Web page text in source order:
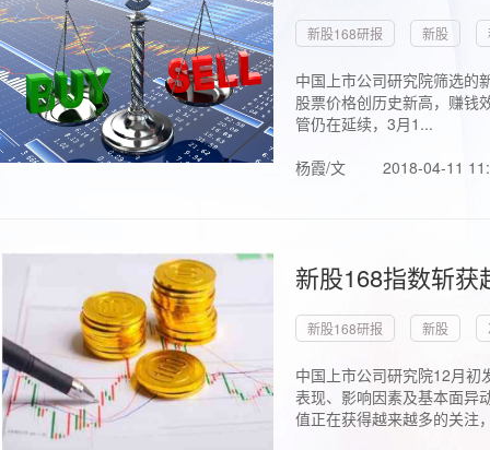
新股168研报 新股
中国上市公司研究院筛选的
股票价格创历史新高，赚钱
管仍在延续，3月1...
杨霞/文
2018-04-11
新股168指数斩
新股168研报 新股
中国上市公司研究院12月初
表现、影响因素及基本面异
值正在获得越来越多的关注